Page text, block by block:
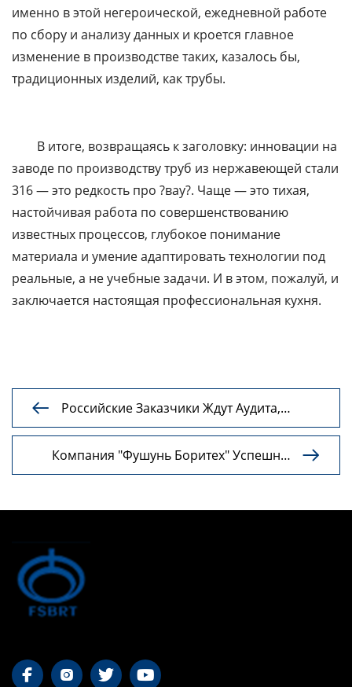
именно в этой негероической, ежедневной работе
по сбору и анализу данных и кроется главное
изменение в производстве таких, казалось бы,
традиционных изделий, как трубы.
В итоге, возвращаясь к заголовку: инновации на
заводе по производству труб из нержавеющей стали
316 — это редкость про ?вау?. Чаще — это тихая,
настойчивая работа по совершенствованию
известных процессов, глубокое понимание
материала и умение адаптировать технологии под
реальные, а не учебные задачи. И в этом, пожалуй, и
заключается настоящая профессиональная кухня.

Российские Заказчики Ждут Аудита,
Компания Borrett Technology Выходит На
Рынок Евразийского Союза
Компания "Фушунь Боритех" Успешно
Провела Праздничное Собрание 2026

   